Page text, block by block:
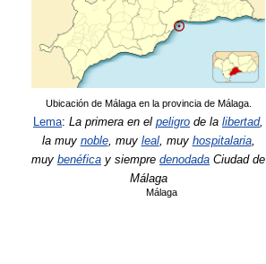
Málaga
Ubicación de Málaga en la provincia de Málaga.
Lema: La primera en el peligro de la libertad,
la muy noble, muy leal, muy hospitalaria,
muy benéfica y siempre denodada Ciudad de
Málaga